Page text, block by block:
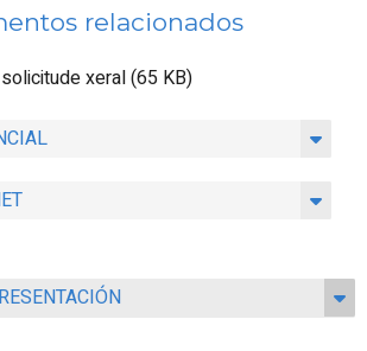
relacionados
xeral (65 KB)